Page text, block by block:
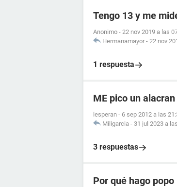
Tengo 13 y me
Anonimo - 22 nov 2019 a las
Hermanamayor - 22 nov
1 respuesta
ME pico un
lesperan - 6 sep 2012 a las
Miligarcia - 31 jul 2023 a
3 respuestas
Por qué hago